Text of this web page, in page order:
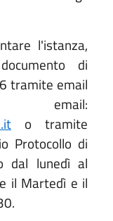
l'istanza,
di
tramite email
o tramite
Protocollo di
dal lunedì al
il Martedì e il